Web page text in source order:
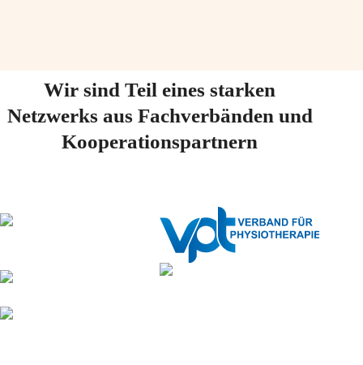
Wir sind Teil eines starken
Netzwerks aus Fachverbänden und
Kooperationspartnern